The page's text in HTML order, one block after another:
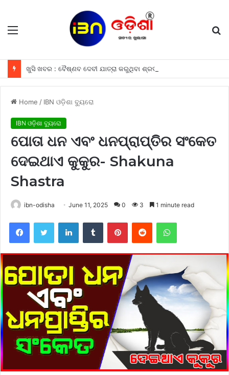
Menu
Home / IBN ଓଡ଼ିଶା ବ୍ୟୁରୋ
IBN ଓଡ଼ିଶା ବ୍ୟୁରୋ
ପୋତା ଧନ ଏବଂ ଧନପ୍ରାପ୍ତିର ସଂକେତ
ଦେଇଥାଏ କୁକୁର- Shakuna
Shastra
ibn-odisha June 11, 2025 0 3 1 minute read
FacebookTwitter LinkedInTumblr PinterestReddit WhatsApp